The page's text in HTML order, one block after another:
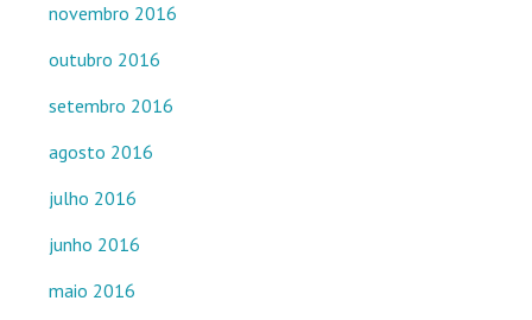
novembro 2016
outubro 2016
setembro 2016
agosto 2016
julho 2016
junho 2016
maio 2016